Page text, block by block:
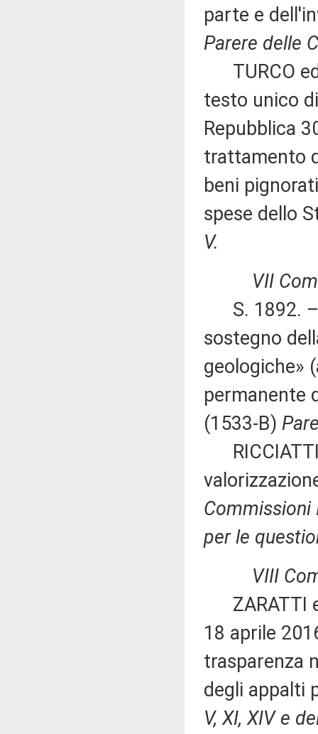
parte e
Parere delle
TURCO
testo unico
Repubblica
trattamento
beni
spese dello
V.
VII
S. 1892. –
sostegno
geologiche»
permanente
(1533-B)
RICCIATTI
Commissioni
per le
VIII
ZARATTI
18 aprile
trasparenza
degli appalti
V, XI, XIV e